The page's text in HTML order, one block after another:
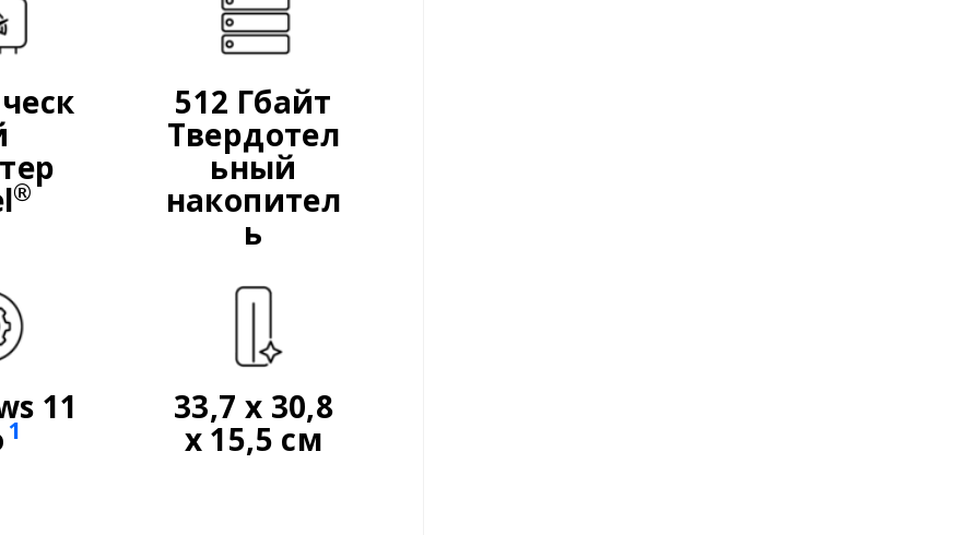
®
11
1
512 Гбайт
Твердотел
ьный
накопител
ь
33,7 x 30,8
x 15,5 см